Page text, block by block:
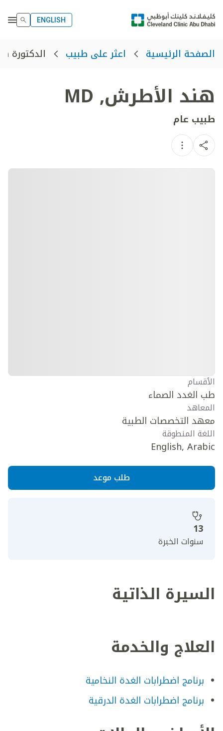
ENGLISH
الصفحة الرئيسية اعثر على طبيب الدكتورة
هند الأطرش,
MD
طبيب عام
الأقسام
طب الغدد الصماء
المعاهد
معهد التخصصات الطبية
اللغة المنطوقة
English, Arabic
طلب موعد
13
سنوات الخبرة
السيرة الذاتية
العلاج والخدمة
برنامج اضطرابات الغدة النخامية
برنامج اضطرابات الغدة الدرقية